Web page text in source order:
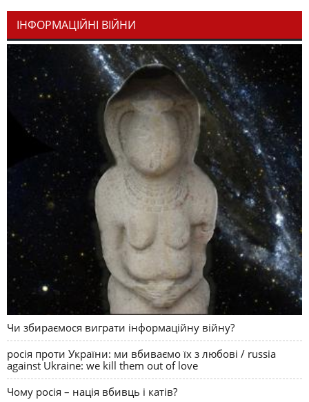
ІНФОРМАЦІЙНІ ВІЙНИ
Чи збираємося виграти інформаційну війну?
росія проти України: ми вбиваємо їх з любові / russia
against Ukraine: we kill them out of love
Чому росія – нація вбивць і катів?